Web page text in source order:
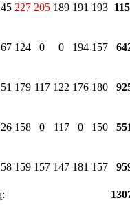
227 205 189 191 193
124 0 0 194 157
179 117 122 176 180
158 0 117 0 150
159 157 147 181 157